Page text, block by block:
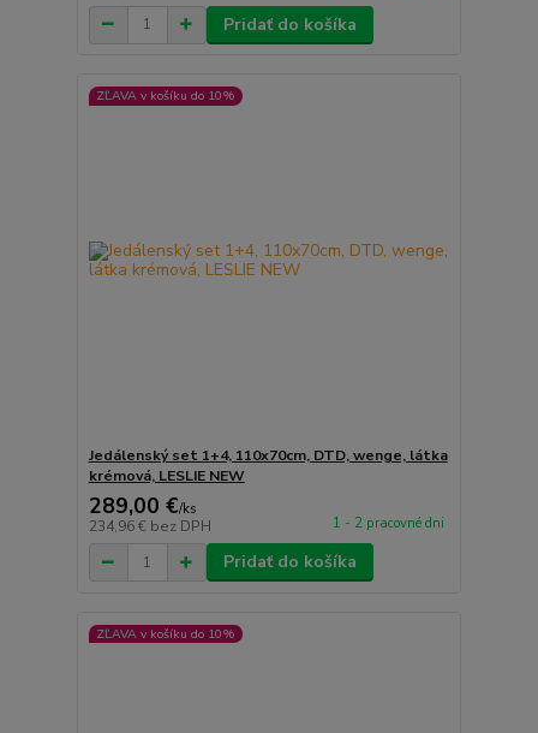
Pridať do košíka
ZĽAVA v košíku do 10%
Jedálenský set 1+4, 110x70cm, DTD, wenge, látka
krémová, LESLIE NEW
289,00 €/ks
234,96 € bez DPH 1 - 2 pracovné dni
Pridať do košíka
ZĽAVA v košíku do 10%